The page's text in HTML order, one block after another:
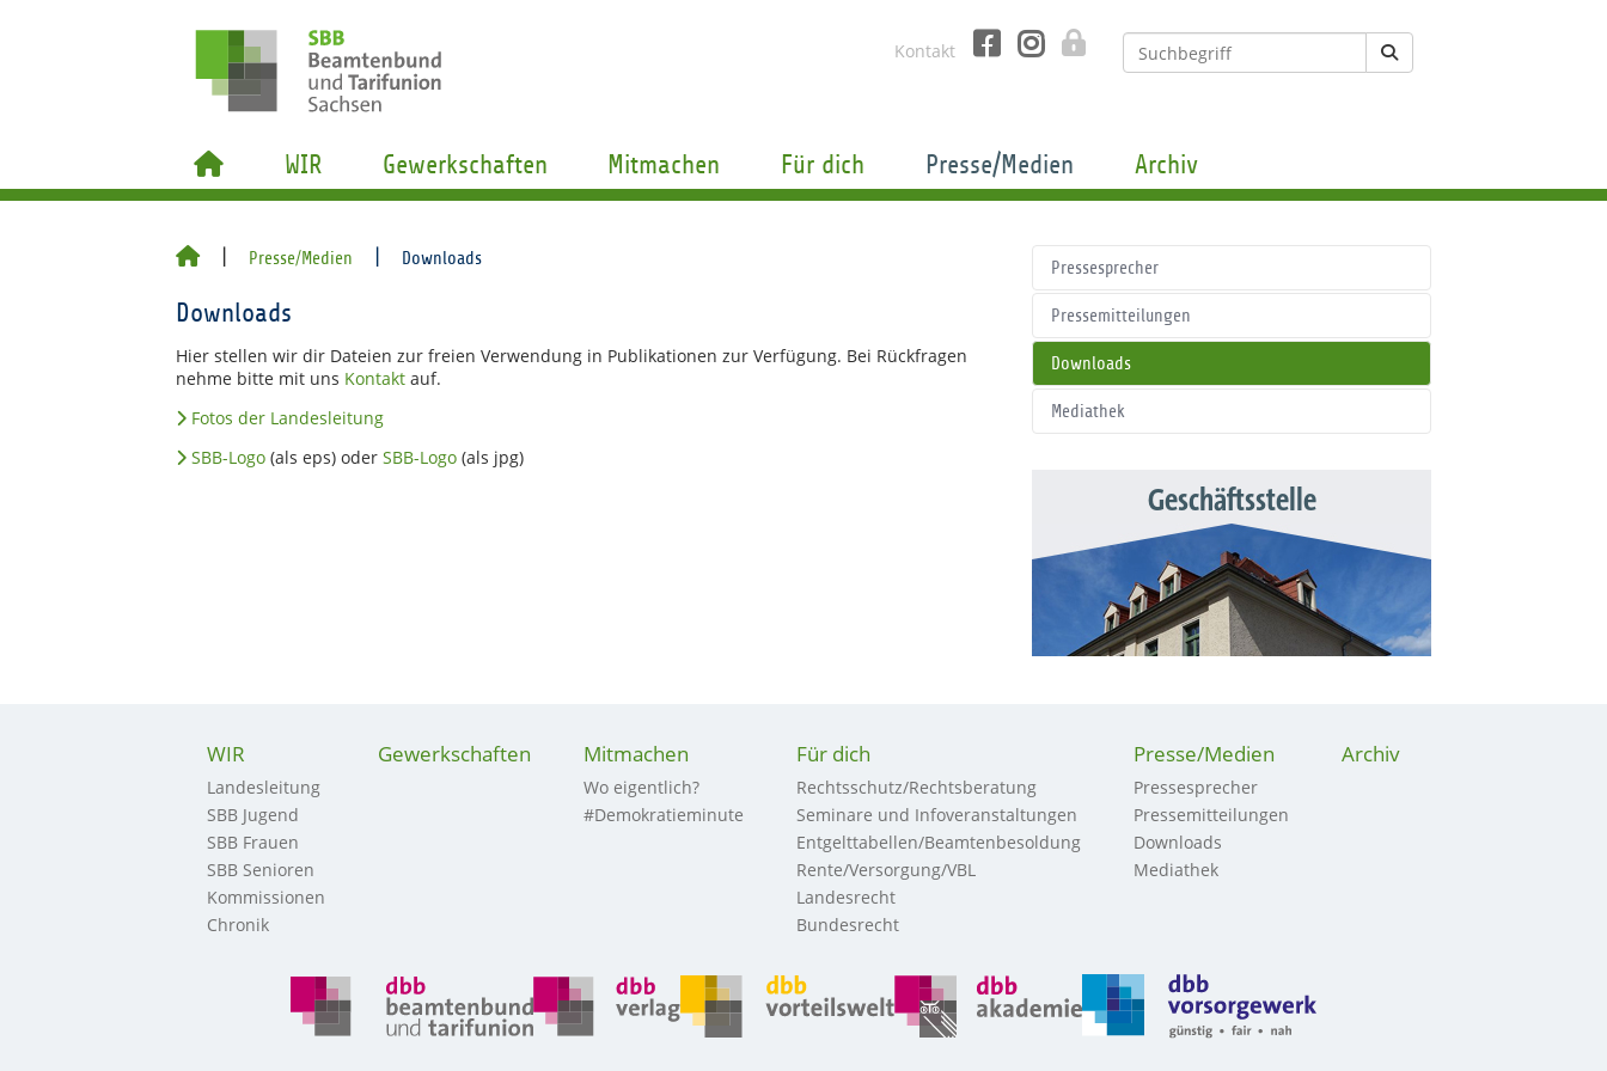
Kontakt
WIR Gewerkschaften Mitmachen Für dich Presse/Medien Archiv
Presse/Medien Downloads
Downloads
Hier stellen wir dir Dateien zur freien Verwendung in Publikationen zur Verfügung. Bei Rückfragen
nehme bitte mit uns Kontakt auf.
Fotos der Landesleitung
SBB-Logo (als eps) oder SBB-Logo (als jpg)
Pressesprecher
Pressemitteilungen
Downloads
Mediathek
Geschäftsstelle
WIR
Landesleitung
SBB Jugend
SBB Frauen
SBB Senioren
Kommissionen
Chronik
Gewerkschaften Mitmachen
Wo eigentlich?
#Demokratieminute
Für dich
Rechtsschutz/Rechtsberatung
Seminare und Infoveranstaltungen
Entgelttabellen/Beamtenbesoldung
Rente/Versorgung/VBL
Landesrecht
Bundesrecht
Presse/Medien
Pressesprecher
Pressemitteilungen
Downloads
Mediathek
Archiv